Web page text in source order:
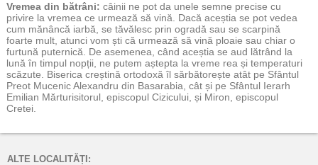
Vremea din bătrâni: câinii ne pot da unele semne precise cu
privire la vremea ce urmează să vină. Dacă aceștia se pot vedea
cum mănâncă iarbă, se tăvălesc prin ogradă sau se scarpină
foarte mult, atunci vom ști că urmează să vină ploaie sau chiar o
furtună puternică. De asemenea, când aceștia se aud lătrând la
lună în timpul nopții, ne putem aștepta la vreme rea și temperaturi
scăzute. Biserica creștină ortodoxă îl sărbătorește atât pe Sfântul
Preot Mucenic Alexandru din Basarabia, cât și pe Sfântul Ierarh
Emilian Mărturisitorul, episcopul Cizicului, și Miron, episcopul
Cretei.
ALTE LOCALITĂȚI: